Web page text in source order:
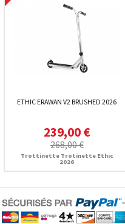
ETHIC ERAWAN V2 BRUSHED 2026
239,00 €
268,00 €
Trottinette Trotinette Ethic
2026